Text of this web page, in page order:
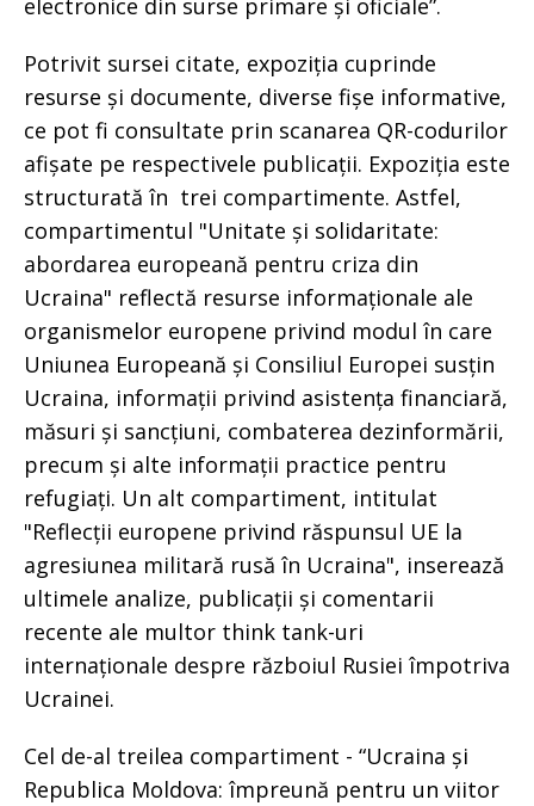
Potrivit sursei citate, expoziția cuprinde
resurse și documente, diverse fișe informative,
ce pot fi consultate prin scanarea QR-codurilor
afișate pe respectivele publicații. Expoziția este
structurată în trei compartimente. Astfel,
compartimentul "Unitate și solidaritate:
abordarea europeană pentru criza din
Ucraina" reflectă resurse informaționale ale
organismelor europene privind modul în care
Uniunea Europeană și Consiliul Europei susțin
Ucraina, informații privind asistența financiară,
măsuri și sancțiuni, combaterea dezinformării,
precum și alte informații practice pentru
refugiați. Un alt compartiment, intitulat
"Reflecții europene privind răspunsul UE la
agresiunea militară rusă în Ucraina", inserează
ultimele analize, publicații și comentarii
recente ale multor think tank-uri
internaționale despre războiul Rusiei împotriva
Ucrainei.
Cel de-al treilea compartiment - “Ucraina și
Republica Moldova: împreună pentru un viitor